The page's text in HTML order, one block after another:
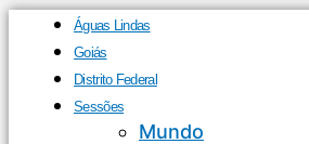
Águas Lindas
Goiás
Distrito Federal
Sessões
Mundo